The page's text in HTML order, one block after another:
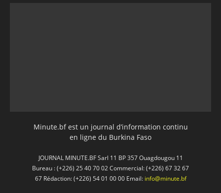
Minute.bf est un journal d’information continu
en ligne du Burkina Faso
JOURNAL MINUTE.BF Sarl 11 BP 357 Ouagdougou 11
Bureau : (+226) 25 40 70 02 Commercial: (+226) 67 32 67
67 Rédaction: (+226) 54 01 00 00 Email: info@minute.bf